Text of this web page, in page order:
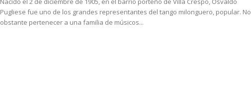
Pugliese fue uno de los grandes representantes del tango milonguero, popular. No
obstante pertenecer a una familia de músicos...